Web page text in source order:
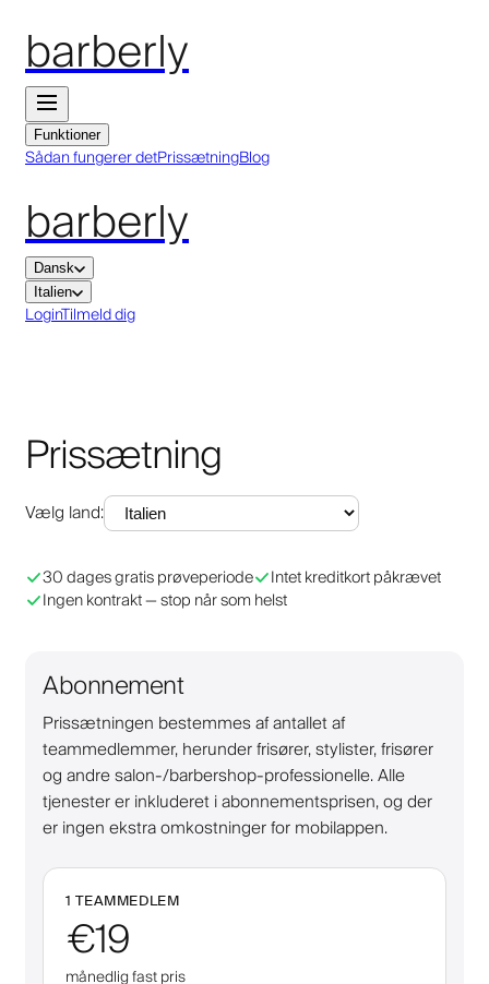
barberly
Funktioner
Sådan fungerer detPrissætningBlog
barberly
Dansk
Italien
LoginTilmeld dig
Prissætning
Vælg land:
30 dages gratis prøveperiode
Intet kreditkort påkrævet
Ingen kontrakt — stop når som helst
Abonnement
Prissætningen bestemmes af antallet af
teammedlemmer, herunder frisører, stylister, frisører
og andre salon-/barbershop-professionelle. Alle
tjenester er inkluderet i abonnementsprisen, og der
er ingen ekstra omkostninger for mobilappen.
1 TEAMMEDLEM
€19
månedlig fast pris